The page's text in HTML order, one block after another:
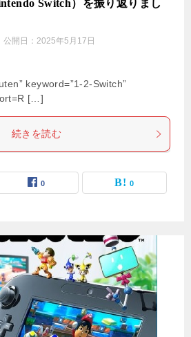
Switch）を振り返りまし
公開日： 2025年5月17日
keyword=”1-2-Switch”
[…]
続きを読む
0 0